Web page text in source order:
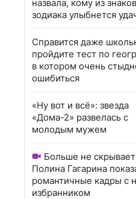
назвала, кому из знаков
зодиака улыбнется
Справится даже
пройдите тест по
в котором очень
ошибиться
«Ну вот и всё»: звезда
«Дома-2» развелась с
молодым мужем
Больше не
Полина Гагарина
романтичные кадры с
избранником